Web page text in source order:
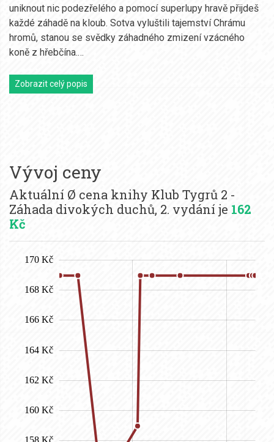
uniknout nic podezřelého a pomocí superlupy hravě přijdeš
každé záhadě na kloub. Sotva vyluštili tajemství Chrámu
hromů, stanou se svědky záhadného zmizení vzácného
koně z hřebčína.…
Zobrazit celý popis
Vývoj ceny
Aktuální Ø cena knihy Klub Tygrů 2 -
Záhada divokých duchů, 2. vydání je 162
Kč